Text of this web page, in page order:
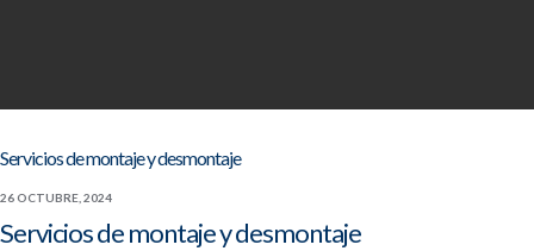
Servicios de montaje y desmontaje
26 OCTUBRE, 2024
Servicios de montaje y desmontaje